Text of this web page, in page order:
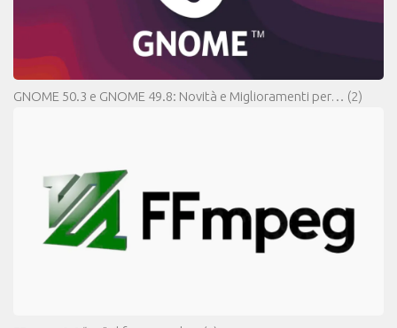
GNOME 50.3 e GNOME 49.8: Novità e Miglioramenti per… (2)